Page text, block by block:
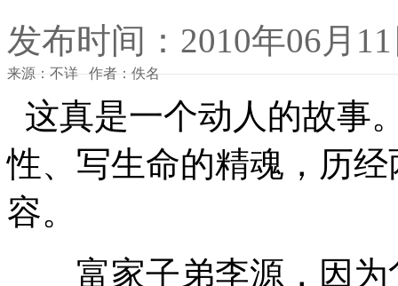
发布时间：2010年06月
来源：不详 作者：佚名
这真是一个动人的故事
性、写生命的精魂，历
容。
富家子弟李源，因为